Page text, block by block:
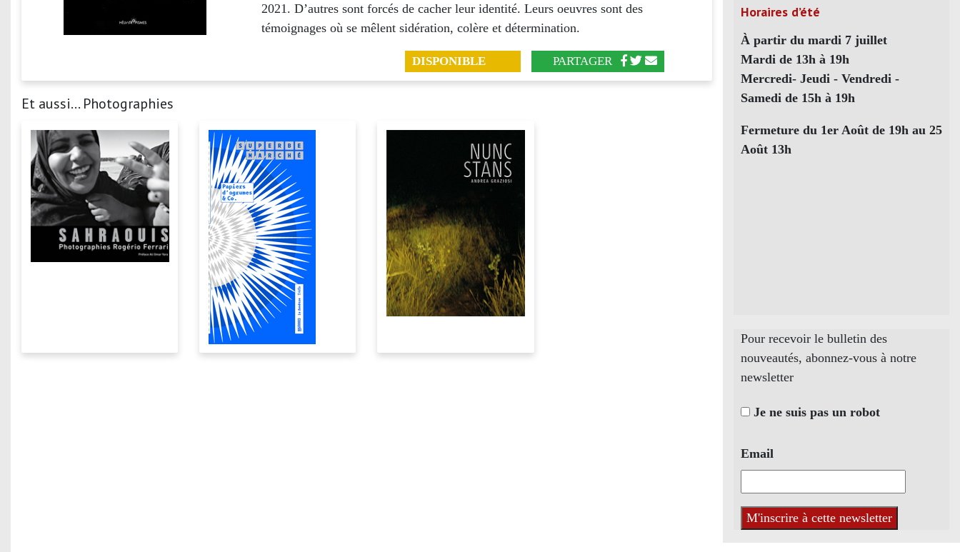
2021. D’autres sont forcés de cacher leur identité. Leurs oeuvres sont des
témoignages où se mêlent sidération, colère et détermination.
DISPONIBLE PARTAGER
Et aussi... Photographies
Horaires d’été
À partir du mardi 7 juillet
Mardi de 13h à 19h
Mercredi- Jeudi - Vendredi -
Samedi de 15h à 19h
Fermeture du 1er Août de 19h au 25
Août 13h
Pour recevoir le bulletin des
nouveautés, abonnez-vous à notre
newsletter
Je ne suis pas un robot
Email